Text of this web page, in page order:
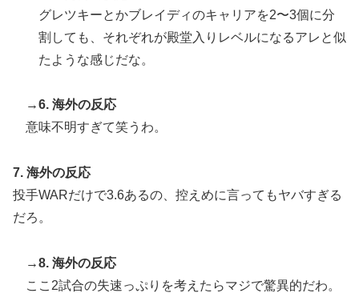
グレツキーとかブレイディのキャリアを2〜3個に分
割しても、それぞれが殿堂入りレベルになるアレと似
たような感じだな。
→6. 海外の反応
意味不明すぎて笑うわ。
7. 海外の反応
投手WARだけで3.6あるの、控えめに言ってもヤバすぎる
だろ。
→8. 海外の反応
ここ2試合の失速っぷりを考えたらマジで驚異的だわ。